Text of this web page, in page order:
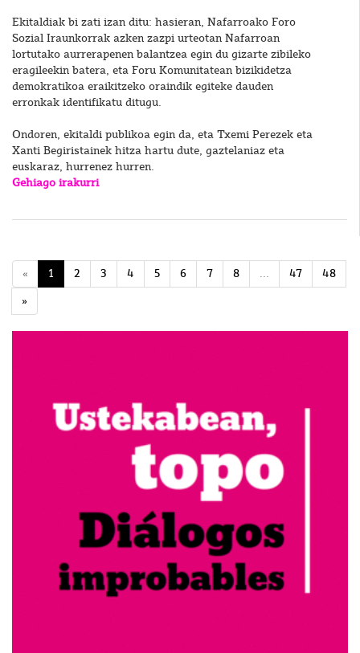
Ekitaldiak bi zati izan ditu: hasieran, Nafarroako Foro
Sozial Iraunkorrak azken zazpi urteotan Nafarroan
lortutako aurrerapenen balantzea egin du gizarte zibileko
eragileekin batera, eta Foru Komunitatean bizikidetza
demokratikoa eraikitzeko oraindik egiteke dauden
erronkak identifikatu ditugu.
Ondoren, ekitaldi publikoa egin da, eta Txemi Perezek eta
Xanti Begiristainek hitza hartu dute, gaztelaniaz eta
euskaraz, hurrenez hurren.
Gehiago irakurri
« 1 2 3 4 5 6 7 8 ... 47
48
»